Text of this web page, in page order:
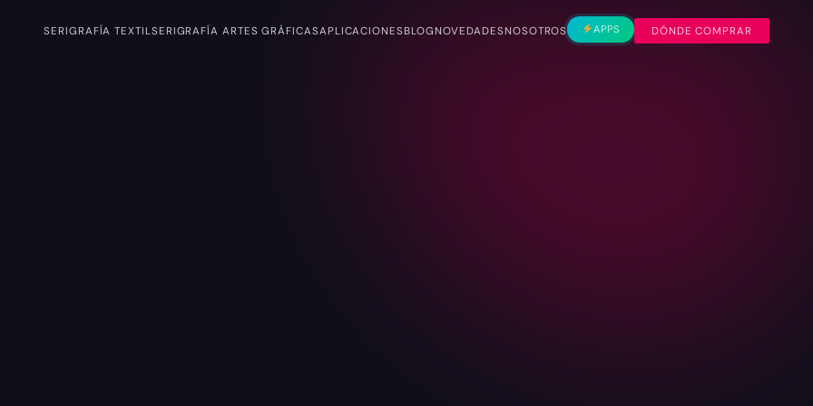
SERIGRAFÍA TEXTILSERIGRAFÍA ARTES GRÁFICASAPLICACIONESBLOGNOVEDADESNOSOTROS APPS DÓNDE COMPRAR